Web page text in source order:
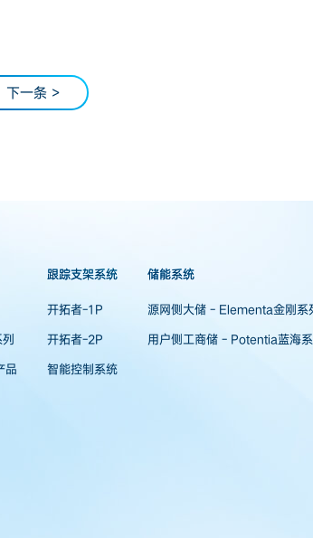
下一条 >
品
跟踪支架系统
开拓者-1P
开拓者-2P
智能控制系统
储能系统
源网侧大储 - Elementa金刚系
用户侧工商储 - Potentia蓝海